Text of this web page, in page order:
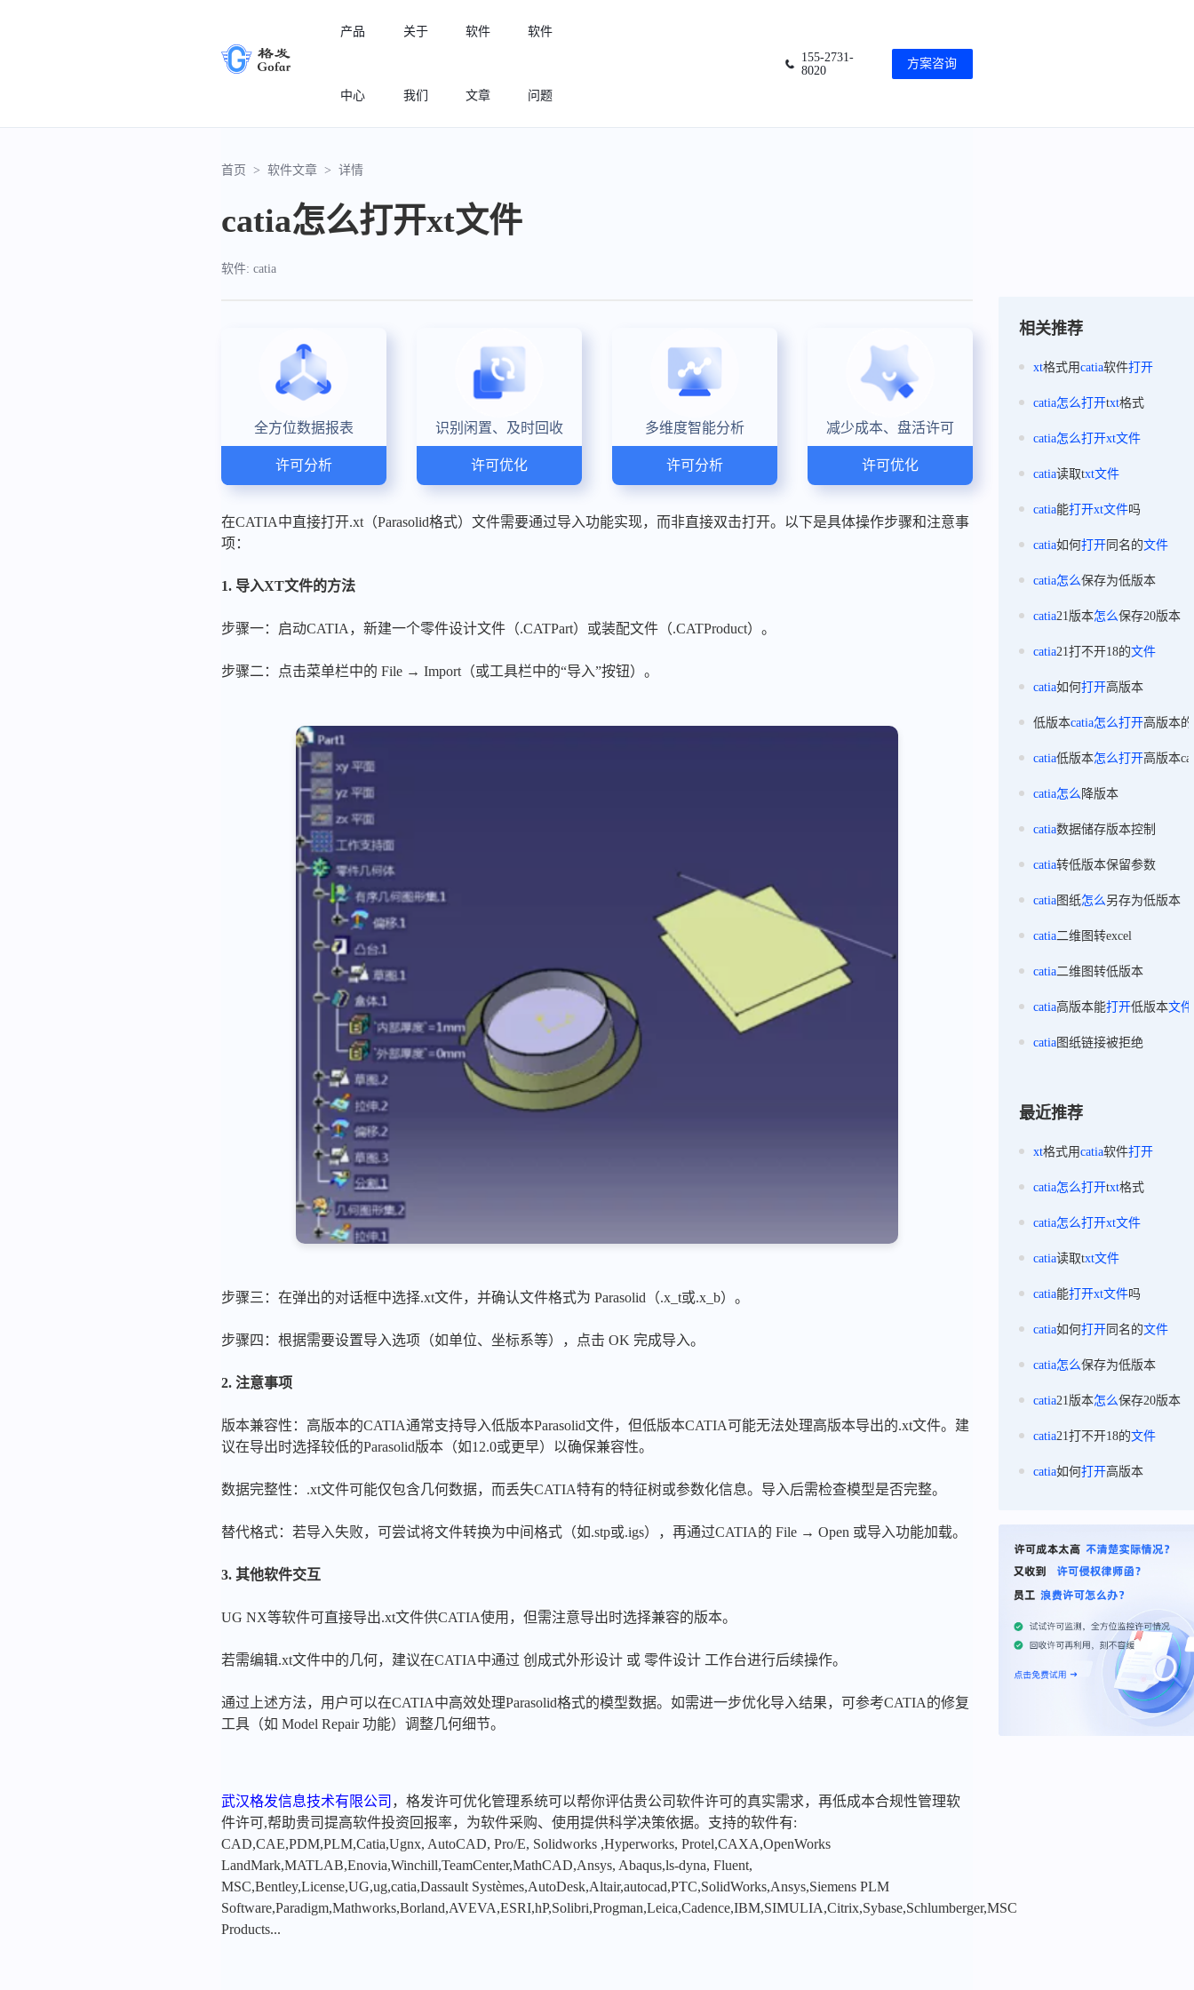
产品
中心
许可分析
实现专业软件许可精细化管理
关于
我们
软件
文章
软件
问题
155-2731-
8020
方案咨询
首页 > 软件文章 > 详情
catia怎么打开xt文件
软件: catia
全方位数据报表
许可分析
识别闲置、及时回收
许可优化
多维度智能分析
许可分析
减少成本、盘活许可
许可优化
在CATIA中直接打开.xt（Parasolid格式）文件需要通过导入功能实现，而非直接双击打开。以下是具体操作步骤和注意事
项：
1. 导入XT文件的方法
步骤一：启动CATIA，新建一个零件设计文件（.CATPart）或装配文件（.CATProduct）。
步骤二：点击菜单栏中的 File → Import（或工具栏中的“导入”按钮）。
步骤三：在弹出的对话框中选择.xt文件，并确认文件格式为 Parasolid（.x_t或.x_b）。
步骤四：根据需要设置导入选项（如单位、坐标系等），点击 OK 完成导入。
2. 注意事项
版本兼容性：高版本的CATIA通常支持导入低版本Parasolid文件，但低版本CATIA可能无法处理高版本导出的.xt文件。建
议在导出时选择较低的Parasolid版本（如12.0或更早）以确保兼容性。
数据完整性：.xt文件可能仅包含几何数据，而丢失CATIA特有的特征树或参数化信息。导入后需检查模型是否完整。
替代格式：若导入失败，可尝试将文件转换为中间格式（如.stp或.igs），再通过CATIA的 File → Open 或导入功能加载。
3. 其他软件交互
UG NX等软件可直接导出.xt文件供CATIA使用，但需注意导出时选择兼容的版本。
若需编辑.xt文件中的几何，建议在CATIA中通过 创成式外形设计 或 零件设计 工作台进行后续操作。
通过上述方法，用户可以在CATIA中高效处理Parasolid格式的模型数据。如需进一步优化导入结果，可参考CATIA的修复
工具（如 Model Repair 功能）调整几何细节。
武汉格发信息技术有限公司 ，格发许可优化管理系统可以帮你评估贵公司软件许可的真实需求，再低成本合规性管理软
件许可,帮助贵司提高软件投资回报率，为软件采购、使用提供科学决策依据。支持的软件有:
CAD,CAE,PDM,PLM,Catia,Ugnx, AutoCAD, Pro/E, Solidworks ,Hyperworks, Protel,CAXA,OpenWorks
LandMark,MATLAB,Enovia,Winchill,TeamCenter,MathCAD,Ansys, Abaqus,ls-dyna, Fluent,
MSC,Bentley,License,UG,ug,catia,Dassault Systèmes,AutoDesk,Altair,autocad,PTC,SolidWorks,Ansys,Siemens PLM
Software,Paradigm,Mathworks,Borland,AVEVA,ESRI,hP,Solibri,Progman,Leica,Cadence,IBM,SIMULIA,Citrix,Sybase,Schlumberger,MSC
Products...
相关推荐
xt格式用catia软件打开
catia怎么打开txt格式
catia怎么打开xt文件
catia读取txt文件
catia能打开xt文件吗
catia如何打开同名的文件
catia怎么保存为低版本
catia21版本怎么保存20版本
catia21打不开18的文件
catia如何打开高版本
低版本catia怎么打开高版本的
catia低版本怎么打开高版本
catia怎么 降版本
catia数据储存版本控制
catia转低版本保留参数
catia图纸怎么另存为低版本
catia二维图转excel
catia二维图转低版本
catia高版本能打开低版本文件
catia图纸链接被拒绝
最近推荐
xt格式用catia软件打开
catia怎么打开txt格式
catia怎么打开xt文件
catia读取txt文件
catia能打开xt文件吗
catia如何打开同名的文件
catia怎么保存为低版本
catia21版本怎么保存20版本
catia21打不开18的文件
catia如何打开高版本